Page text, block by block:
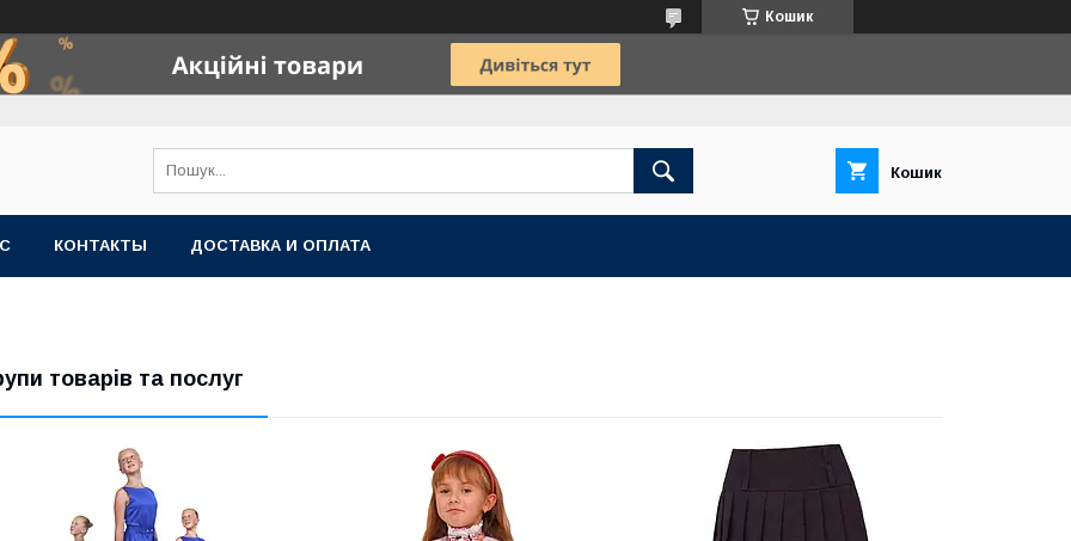
Кошик
Кошик
КОНТАКТЫ ДОСТАВКА И ОПЛАТА
товарів та послуг